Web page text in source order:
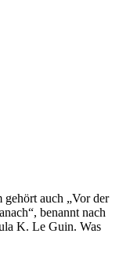
gehört auch „Vor der
benannt nach
K. Le Guin. Was